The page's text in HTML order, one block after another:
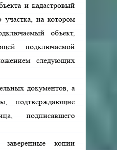
и кадастровый
участка, на котором
объект,
подключаемой
следующих
документов, а
подтверждающие
подписавшего
копии